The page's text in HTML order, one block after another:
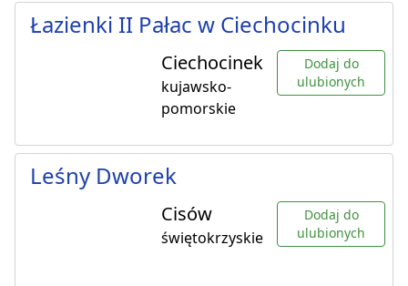
Łazienki II Pałac w Ciechocinku
Ciechocinek
kujawsko-
pomorskie
Dodaj do
ulubionych
Leśny Dworek
Cisów
świętokrzyskie
Dodaj do
ulubionych